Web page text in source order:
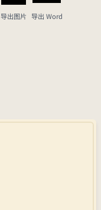
导出图片 导出 Word